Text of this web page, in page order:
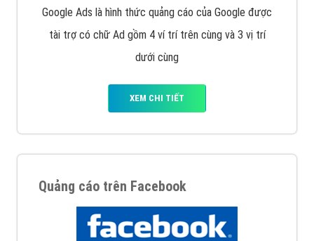
Google Ads là hình thức quảng cáo của Google được
tài trợ có chữ Ad gồm 4 ví trí trên cùng và 3 vị trí
dưới cùng
XEM CHI TIẾT
Quảng cáo trên Facebook